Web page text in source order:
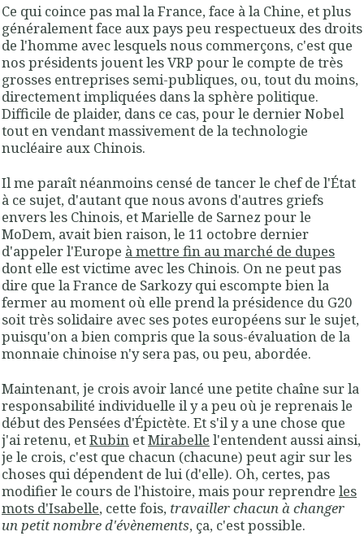
Ce qui coince pas mal la France, face à la Chine, et plus
généralement face aux pays peu respectueux des droits
de l'homme avec lesquels nous commerçons, c'est que
nos présidents jouent les VRP pour le compte de très
grosses entreprises semi-publiques, ou, tout du moins,
directement impliquées dans la sphère politique.
Difficile de plaider, dans ce cas, pour le dernier Nobel
tout en vendant massivement de la technologie
nucléaire aux Chinois.
Il me paraît néanmoins censé de tancer le chef de l'État
à ce sujet, d'autant que nous avons d'autres griefs
envers les Chinois, et Marielle de Sarnez pour le
MoDem, avait bien raison, le 11 octobre dernier
d'appeler l'Europe à mettre fin au marché de dupes
dont elle est victime avec les Chinois. On ne peut pas
dire que la France de Sarkozy qui escompte bien la
fermer au moment où elle prend la présidence du G20
soit très solidaire avec ses potes européens sur le sujet,
puisqu'on a bien compris que la sous-évaluation de la
monnaie chinoise n'y sera pas, ou peu, abordée.
Maintenant, je crois avoir lancé une petite chaîne sur la
responsabilité individuelle il y a peu où je reprenais le
début des Pensées d'Épictète. Et s'il y a une chose que
j'ai retenu, etRubin etMirabelle l'entendent aussi ainsi,
je le crois, c'est que chacun (chacune) peut agir sur les
choses qui dépendent de lui (d'elle). Oh, certes, pas
modifier le cours de l'histoire, mais pour reprendre les
mots d'Isabelle, cette fois, travailler chacun à changer
un petit nombre d'évènements, ça, c'est possible.